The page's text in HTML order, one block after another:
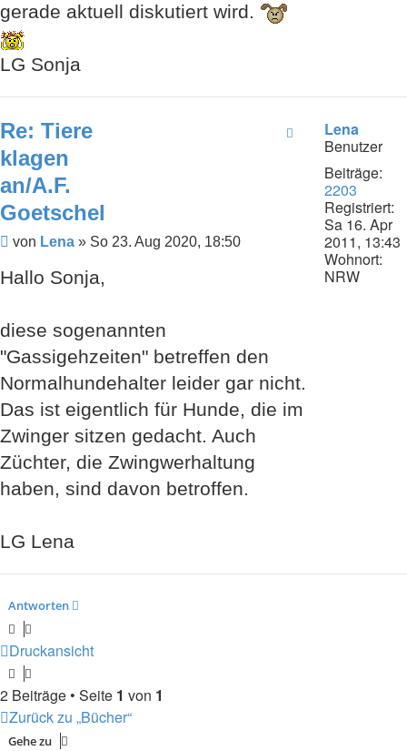
gerade aktuell diskutiert wird.
LG Sonja
Lena
Benutzer
Beiträge:
2203
Registriert:
Sa 16. Apr
2011, 13:43
Wohnort:
NRW
Re: Tiere
klagen
an/A.F.
Goetschel
Beitrag
von Lena » So 23. Aug 2020, 18:50
Hallo Sonja,
diese sogenannten
"Gassigehzeiten" betreffen den
Normalhundehalter leider gar nicht.
Das ist eigentlich für Hunde, die im
Zwinger sitzen gedacht. Auch
Züchter, die Zwingwerhaltung
haben, sind davon betroffen.
LG Lena
Antworten
Druckansicht
2 Beiträge • Seite 1 von 1
Zurück zu „Bücher“
Gehe zu